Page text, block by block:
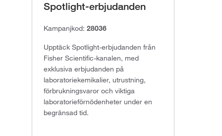
Spotlight-erbjudanden
Kampanjkod: 28036
Upptäck Spotlight-erbjudanden från
Fisher Scientific-kanalen, med
exklusiva erbjudanden på
laboratoriekemikalier, utrustning,
förbrukningsvaror och viktiga
laboratorieförnödenheter under en
begränsad tid.